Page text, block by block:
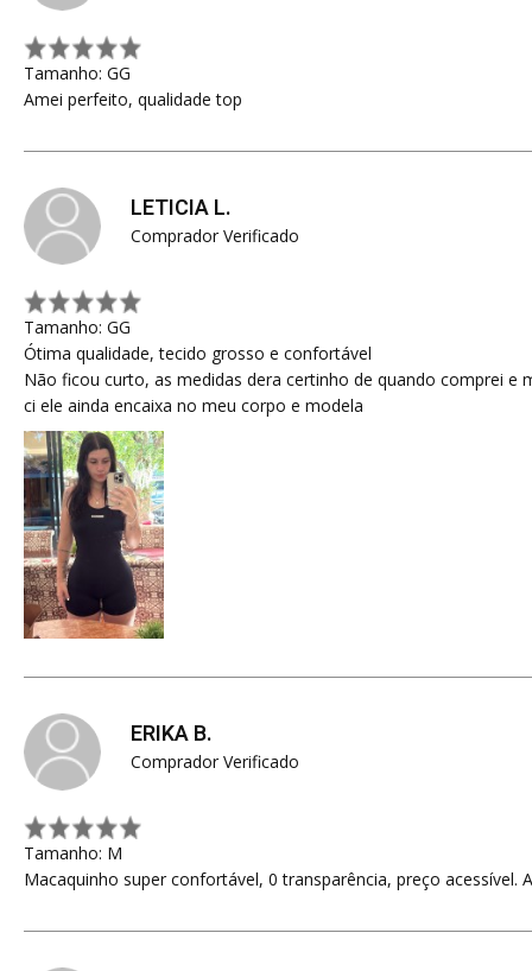
Tamanho: GG
Amei perfeito, qualidade top
LETICIA L.
Comprador Verificado
Tamanho: GG
Ótima qualidade, tecido grosso e confortável
Não ficou curto, as medidas dera certinho de quando comprei e
ci ele ainda encaixa no meu corpo e modela
ERIKA B.
Comprador Verificado
Tamanho: M
Macaquinho super confortável, 0 transparência, preço acessível.